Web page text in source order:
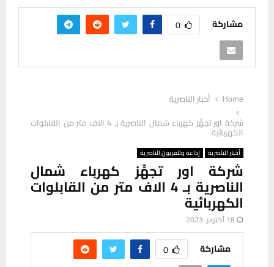
مشاركة 0
Home
أخبار الناصرية
شركة اور تجهِّز كهرباء شمال الناصرية بـ 4 الاف متر من القابلوات
الكهربائية
أخبار الناصرية إذاعة وتلفزيون الناصرية
شركة اور تجهِّز كهرباء شمال
الناصرية بـ 4 الاف متر من القابلوات
الكهربائية
18 أكتوبر، 2023
مشاركة 0